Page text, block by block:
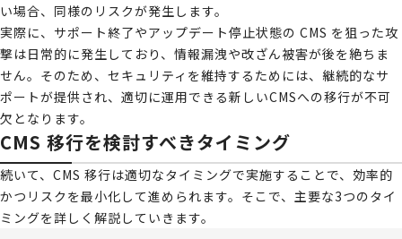
い場合、同様のリスクが発生します。
実際に、サポート終了やアップデート停止状態の CMS を狙った攻
撃は日常的に発生しており、情報漏洩や改ざん被害が後を絶ちま
せん。そのため、セキュリティを維持するためには、継続的なサ
ポートが提供され、適切に運用できる新しいCMSへの移行が不可
欠となります。
CMS 移行を検討すべきタイミング
続いて、CMS 移行は適切なタイミングで実施することで、効率的
かつリスクを最小化して進められます。そこで、主要な3つのタイ
ミングを詳しく解説していきます。